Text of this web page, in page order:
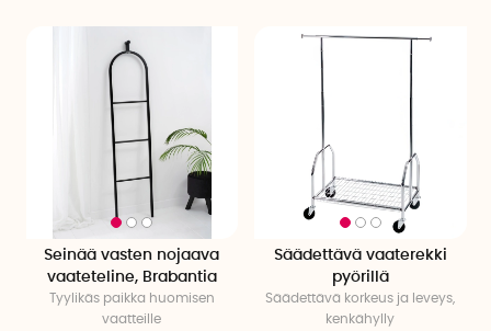
Seinää vasten nojaava
vaateteline, Brabantia
Tyylikäs paikka huomisen
vaatteille
Säädettävä vaaterekki
pyörillä
Säädettävä korkeus ja leveys,
kenkähylly